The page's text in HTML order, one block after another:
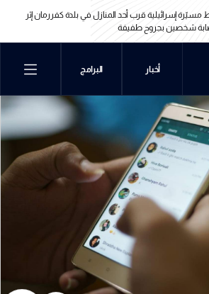
إسرائيلية قرب أحد المنازل في بلدة كفررمان إثر
شخصين بجروح طفيفة
إسرائيلية قرب أحد المنازل في بلدة كفررمان إثر
شخصين بجروح طفيفة
أخبار البرامج